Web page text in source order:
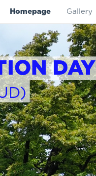
Homepage Gallery
DAY